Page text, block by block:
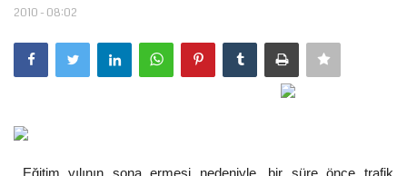
Köşe Yazıları
Magazin
2010 - 08:02
Eğitim yılının sona ermesi nedeniyle, bir süre önce trafik